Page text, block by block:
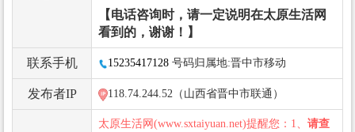
【电话咨询时，请一定说明在太原生活网
看到的，谢谢！】
联系手机 15235417128 号码归属地:晋中市移动
发布者IP 118.74.244.52（山西省晋中市联通）
太原生活网(www.sxtaiyuan.net)提醒您：1、 请查